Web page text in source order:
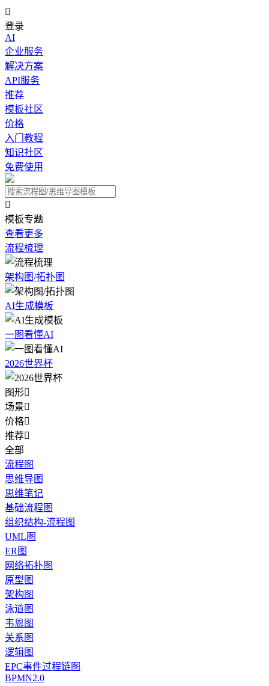

登录
AI
企业服务
解决方案
API服务
推荐
模板社区
价格
入门教程
知识社区
免费使用

模板专题
查看更多
流程梳理
架构图/拓扑图
AI生成模板
一图看懂AI
2026世界杯
图形
场景
价格
推荐
全部
流程图
思维导图
思维笔记
基础流程图
组织结构-流程图
UML图
ER图
网络拓扑图
原型图
架构图
泳道图
韦恩图
关系图
逻辑图
EPC事件过程链图
BPMN2.0